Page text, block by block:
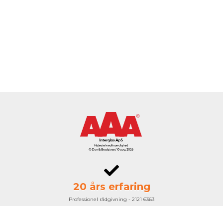
20 års erfaring
Professionel rådgivning - 2121 6363